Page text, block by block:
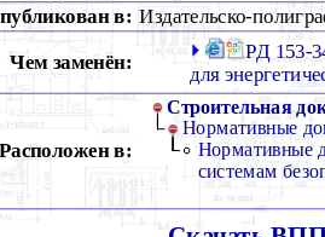
в: Издательско-
Чем заменён:
РД 153-
для
Расположен в:
Строительная
Нормативные
Нормативные
системам